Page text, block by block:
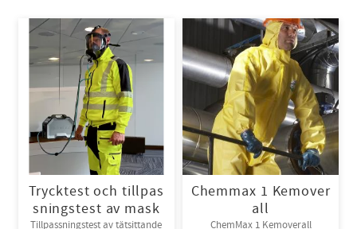
Trycktest och tillpas
sningstest av mask
Tillpassningstest av tätsittande
Chemmax 1 Kemover
all
ChemMax 1 Kemoverall